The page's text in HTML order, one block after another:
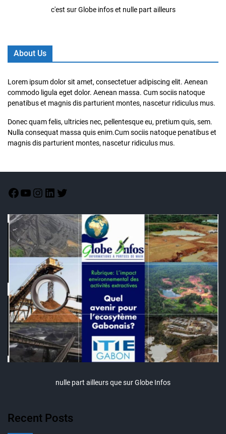
c'est sur Globe infos et nulle part ailleurs
About Us
Lorem ipsum dolor sit amet, consectetuer adipiscing elit. Aenean
commodo ligula eget dolor. Aenean massa. Cum sociis natoque
penatibus et magnis dis parturient montes, nascetur ridiculus mus.
Donec quam felis, ultricies nec, pellentesque eu, pretium quis, sem.
Nulla consequat massa quis enim.Cum sociis natoque penatibus et
magnis dis parturient montes, nascetur ridiculus mus.
nulle part ailleurs que sur Globe Infos
Recent Posts